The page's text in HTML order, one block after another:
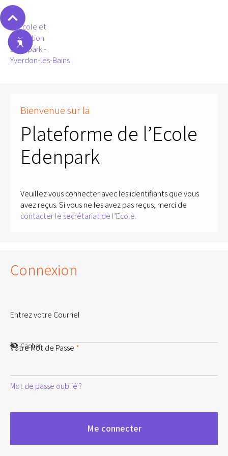
Bienvenue sur la
Plateforme de l’Ecole
Edenpark
Veuillez vous connecter avec les identifiants que vous
avez reçus. Si vous ne les avez pas reçus, merci de
contacter le secrétariat de l’Ecole.
Connexion
Entrez votre Courriel
Votre Mot de Passe *
Cacher
Mot de passe oublié ?